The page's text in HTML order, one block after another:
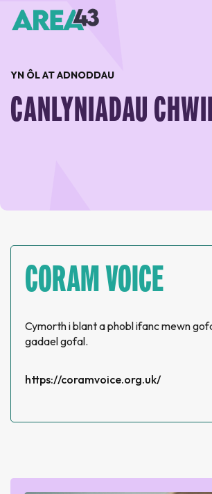
YN ÔL AT ADNODDAU
CANLYNIADAU
CORAM VOICE
Cymorth i blant a phobl ifanc mewn
gadael gofal.
https://coramvoice.org.uk/